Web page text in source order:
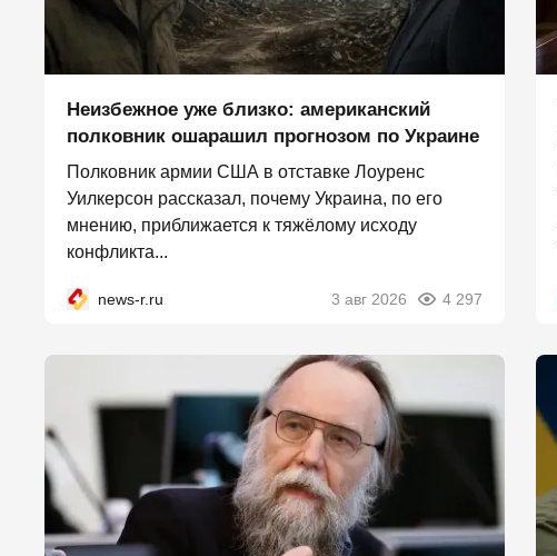
Неизбежное уже близко: американский
полковник ошарашил прогнозом по Украине
Полковник армии США в отставке Лоуренс
Уилкерсон рассказал, почему Украина, по его
мнению, приближается к тяжёлому исходу
конфликта...
news-r.ru 3 авг 2026 4 297